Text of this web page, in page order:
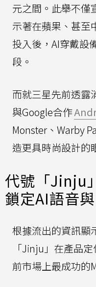
元之間。此舉不僅
示著在蘋果、甚至
投入後，AI穿戴設
段。
而就三星先前透露
與Google合作
Monster、Warby
造更具時尚設計的
代號「Jinju
鎖定AI語音
根據流出的資訊顯
「Jinju」在產品
前市場上最成功的